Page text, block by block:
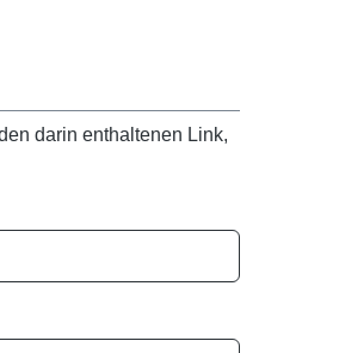
darin enthaltenen Link,